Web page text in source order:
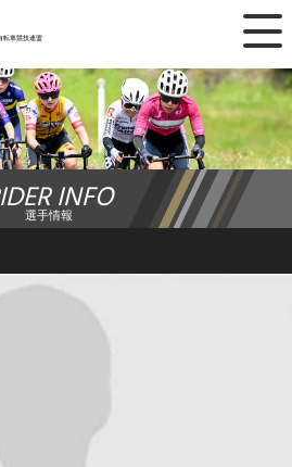
転車競技連盟
×
ニュース
ース日程
ンキング
ム・選手
加盟・登録
INFO
選手情報